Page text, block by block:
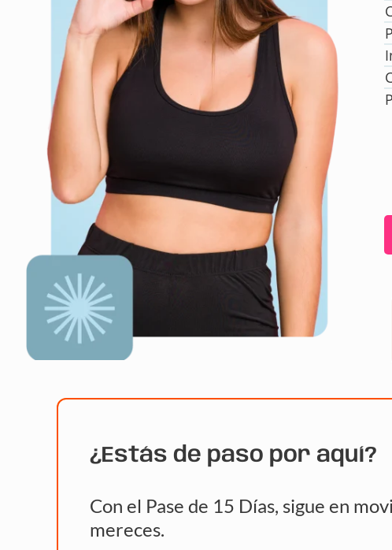
¿Estás de paso por aquí?
Con el Pase de 15 Días, sigue en
mereces.